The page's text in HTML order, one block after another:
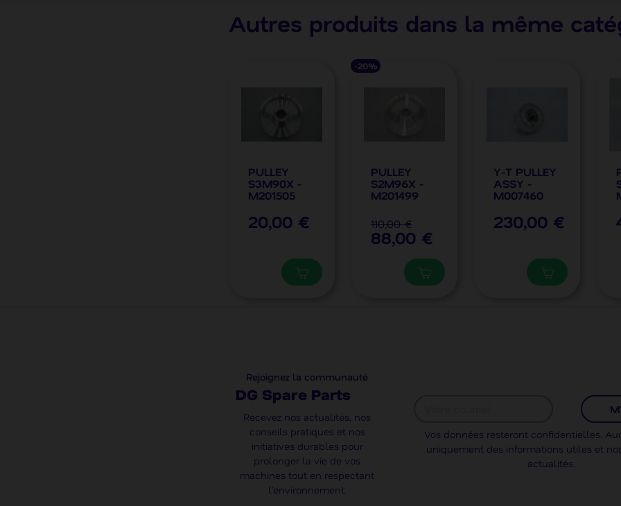
Autres produits dans la même
PULLEY
S3M90X -
M201505
20,00 €
-20%
PULLEY
S2M96X -
M201499
110,00 €
88,00 €
Y-T PULLEY
ASSY -
M007460
230,00 €
Rejoignez la communauté
DG Spare Parts
Recevez nos actualités, nos
conseils pratiques et nos
initiatives durables pour
prolonger la vie de vos
machines tout en respectant
l’environnement.
Vos données resteront confidentielles.
uniquement des informations utiles et
actualités.